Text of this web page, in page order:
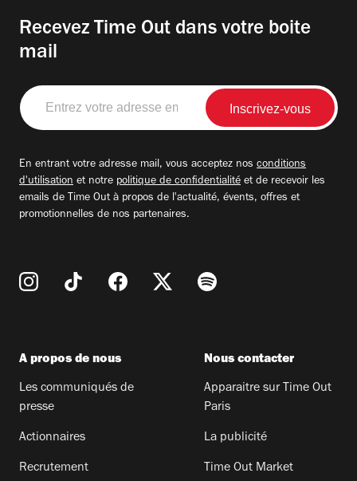
Recevez Time Out dans votre boite
mail
Entrez
votre
adresse
En entrant votre adresse mail, vous acceptez nos conditions
d'utilisation et notre politique de confidentialité et de recevoir les
emails de Time Out à propos de l'actualité, évents, offres et
promotionnelles de nos partenaires.
A propos de nous
Les communiqués de
presse
Actionnaires
Recrutement
Nous contacter
Apparaitre sur Time Out
Paris
La publicité
Time Out Market